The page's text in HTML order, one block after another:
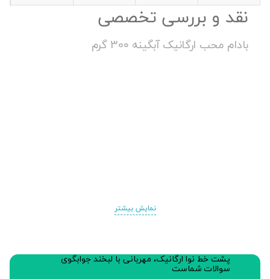
نقد و بررسی تخصصی
بادام محب ارگانیک آبگینه 300 گرم
نمایش بیشتر
پشت خط نوا ارگانیک، مهربانی با لبخند جوابگوی
سوالات شماست